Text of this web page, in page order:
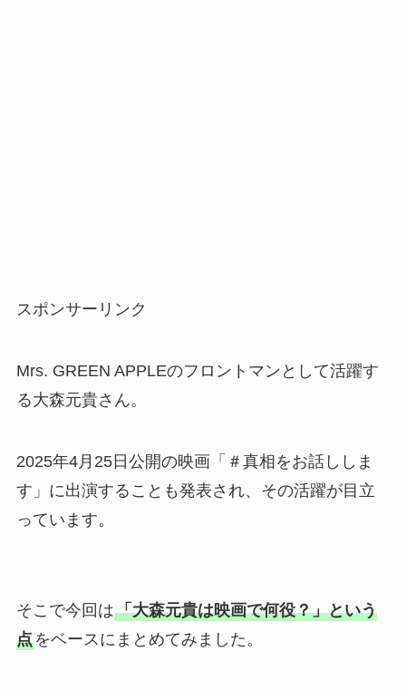
スポンサーリンク
Mrs. GREEN APPLEのフロントマンとして活躍す
る大森元貴さん。
2025年4月25日公開の映画「＃真相をお話ししま
す」に出演することも発表され、その活躍が目立
っています。
そこで今回は「大森元貴は映画で何役？」という
点をベースにまとめてみました。